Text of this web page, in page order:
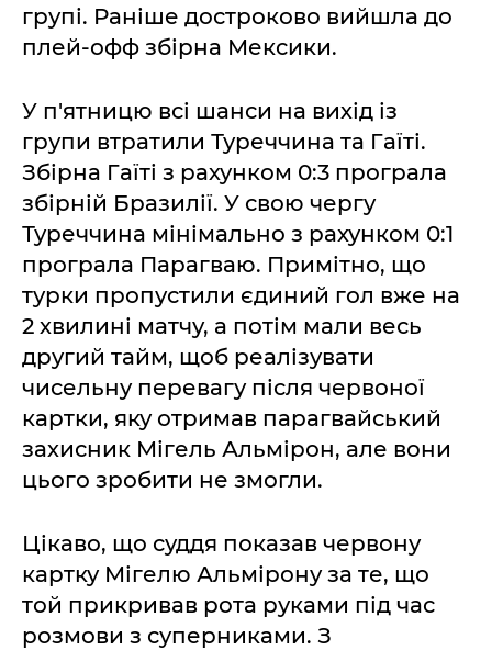
групі. Раніше достроково вийшла до
плей-офф збірна Мексики.
У п'ятницю всі шанси на вихід із
групи втратили Туреччина та Гаїті.
Збірна Гаїті з рахунком 0:3 програла
збірній Бразилії. У свою чергу
Туреччина мінімально з рахунком 0:1
програла Парагваю. Примітно, що
турки пропустили єдиний гол вже на
2 хвилині матчу, а потім мали весь
другий тайм, щоб реалізувати
чисельну перевагу після червоної
картки, яку отримав парагвайський
захисник Мігель Альмірон, але вони
цього зробити не змогли.
Цікаво, що суддя показав червону
картку Мігелю Альмірону за те, що
той прикривав рота руками під час
розмови з суперниками. З